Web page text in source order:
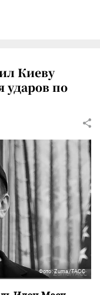
Киеву
ударов по
Фото: Zuma/ТАСС